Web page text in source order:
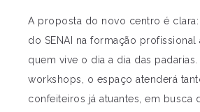
A proposta do novo centro é
do SENAI na formação
quem vive o dia a dia das
workshops, o espaço atenderá
confeiteiros já atuantes, em busca